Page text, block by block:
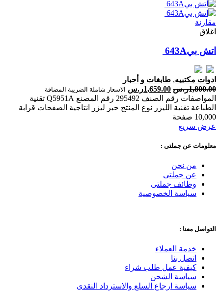
مقارنة
اغلاق
ادوات مكتبيه, طابغات و أحبار
1,800.00ر.س 1,659.00ر.س الاسعار شاملة الضريبة المضافة
المواصفات رقم الصنف 295492 رقم المصنع Q5951A تقنية
الطباعة تقنية الليزر نوع المنتج حبر ليزر انتاجية الصفحات ‎قرابة
10,000 صفحة‎
عرض سريع
معلومات عن جملتى :
من نحن
عن جملتى
وظائف جملتى
سياسة الخصوصية
التواصل معنا :
خدمة العملاء
اتصل بنا
كيفية عمل طلب شراء
سياسة الشحن
سياسة ارجاع السلع والاسترداد النقدى